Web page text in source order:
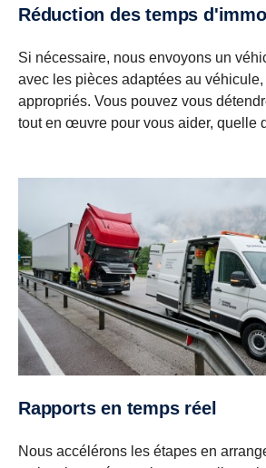
Réduction des temps
Si nécessaire, nous envoyons un
avec les pièces adaptées au
appropriés. Vous pouvez vous
tout en œuvre pour vous aider, quelle
Rapports en temps réel
Nous accélérons les étapes en